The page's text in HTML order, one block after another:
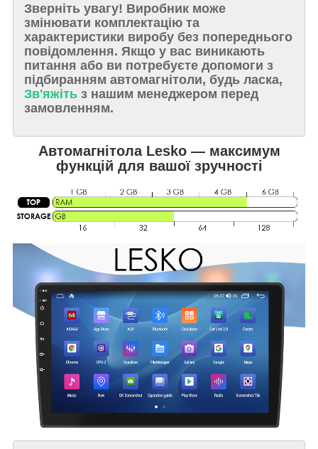
Зверніть увагу! Виробник може
змінювати комплектацію та
характеристики виробу без попереднього
повідомлення. Якщо у вас виникають
питання або ви потребуєте допомоги з
підбиранням автомагнітоли, будь ласка,
Зв'яжіть з нашим менеджером перед
замовленням.
Автомагнітола Lesko — максимум
функцій для вашої зручності